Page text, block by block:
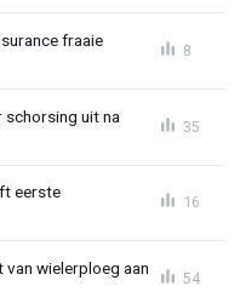
fraaie
8
schorsing uit na
35
eerste
16
wielerploeg aan
54